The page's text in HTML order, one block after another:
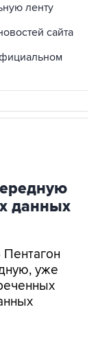
ленту
сайта
данных
Пентагон
уже